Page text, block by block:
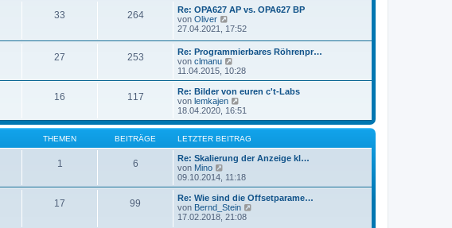
r
g
r
B
e
i
t
r
g
e
t
B
i
t
r
g
33 264
Re: OPA627 AP vs. OPA627 BP
von Oliver
e
s
t
e
B
e
i
t
r
a
g
27.04.2021, 17:52
27 253
Re: Programmierbares Röhrenpr…
von clmanu
e
u
e
s
t
r
B
e
i
t
r
g
11.04.2015, 10:28
16 117
Re: Bilder von euren c't-Labs
von lemkajen
e
u
e
s
t
e
B
e
i
t
r
18.04.2020, 16:51
THEMEN BEITRÄGE LETZTER BEITRAG
1 6
Re: Skalierung der Anzeige kl…
von Mino
e
u
e
s
t
09.10.2014, 11:18
17 99
Re: Wie sind die Offsetparame…
von Bernd_Stein
17.02.2018, 21:08